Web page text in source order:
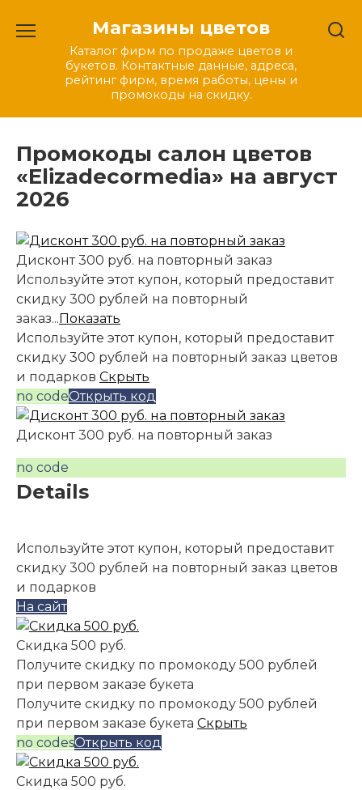
содержанию
Магазины цветов
Каталог фирм по продаже цветов и
букетов. Контактные данные, адреса,
рейтинг фирм, время работы, цены и
промокоды на скидку.
Промокоды салон цветов
«Elizadecormedia» на август
2026
Дисконт 300 руб. на повторный заказ
Используйте этот купон, который предоставит
скидку 300 рублей на повторный
заказ...Показать
Используйте этот купон, который предоставит
скидку 300 рублей на повторный заказ цветов
и подарков Скрыть
no codeОткрыть код
Дисконт 300 руб. на повторный заказ
no code
Details
Используйте этот купон, который предоставит
скидку 300 рублей на повторный заказ цветов
и подарков
На сайт
Скидка 500 руб.
Получите скидку по промокоду 500 рублей
при первом заказе букета
Получите скидку по промокоду 500 рублей
при первом заказе букета Скрыть
no codesОткрыть код
Скидка 500 руб.